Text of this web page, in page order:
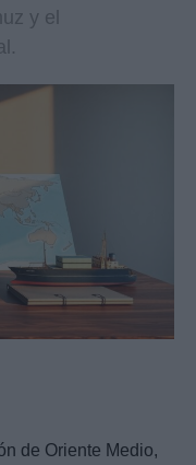
y el
de Oriente Medio,